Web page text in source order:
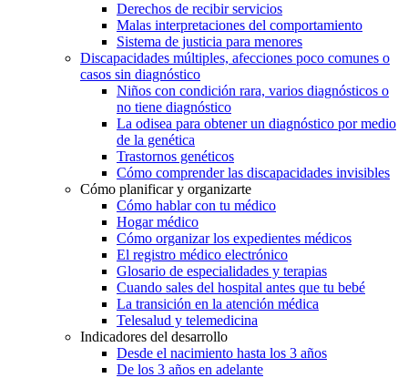
Derechos de recibir servicios
Malas interpretaciones del comportamiento
Sistema de justicia para menores
Discapacidades múltiples, afecciones poco comunes o
casos sin diagnóstico
Niños con condición rara, varios diagnósticos o
no tiene diagnóstico
La odisea para obtener un diagnóstico por medio
de la genética
Trastornos genéticos
Cómo comprender las discapacidades invisibles
Cómo planificar y organizarte
Cómo hablar con tu médico
Hogar médico
Cómo organizar los expedientes médicos
El registro médico electrónico
Glosario de especialidades y terapias
Cuando sales del hospital antes que tu bebé
La transición en la atención médica
Telesalud y telemedicina
Indicadores del desarrollo
Desde el nacimiento hasta los 3 años
De los 3 años en adelante